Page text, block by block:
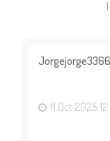
Jorgejorge3366
11 Oct 2025